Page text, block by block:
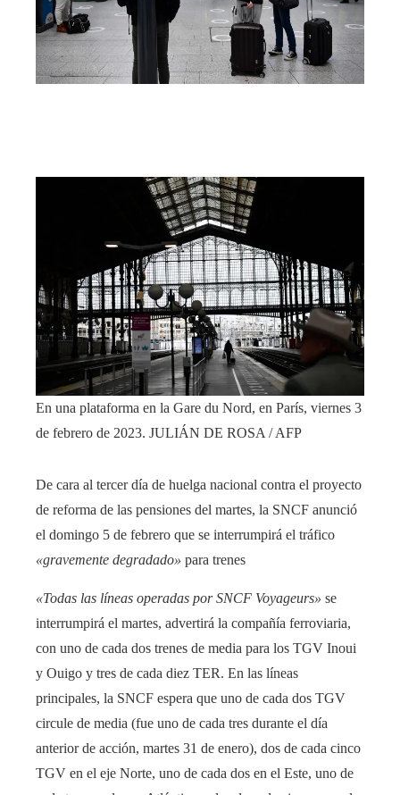
En una plataforma en la Gare du Nord, en París, viernes 3
de febrero de 2023. JULIÁN DE ROSA / AFP
De cara al tercer día de huelga nacional contra el proyecto
de reforma de las pensiones del martes, la SNCF anunció
el domingo 5 de febrero que se interrumpirá el tráfico
«gravemente degradado» para trenes
«Todas las líneas operadas por SNCF Voyageurs» se
interrumpirá el martes, advertirá la compañía ferroviaria,
con uno de cada dos trenes de media para los TGV Inoui
y Ouigo y tres de cada diez TER. En las líneas
principales, la SNCF espera que uno de cada dos TGV
circule de media (fue uno de cada tres durante el día
anterior de acción, martes 31 de enero), dos de cada cinco
TGV en el eje Norte, uno de cada dos en el Este, uno de